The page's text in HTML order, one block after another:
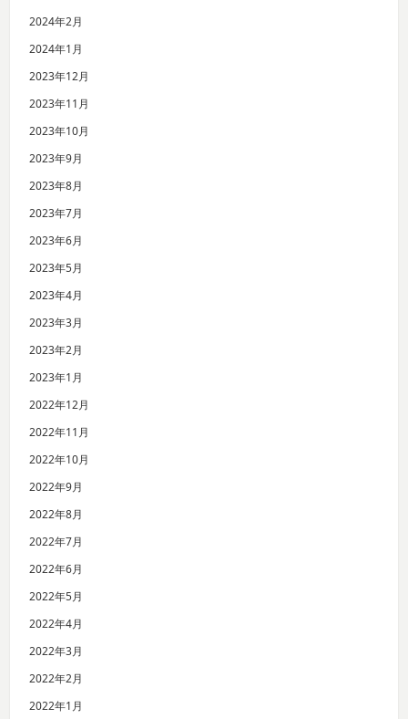
2024年2月
2024年1月
2023年12月
2023年11月
2023年10月
2023年9月
2023年8月
2023年7月
2023年6月
2023年5月
2023年4月
2023年3月
2023年2月
2023年1月
2022年12月
2022年11月
2022年10月
2022年9月
2022年8月
2022年7月
2022年6月
2022年5月
2022年4月
2022年3月
2022年2月
2022年1月